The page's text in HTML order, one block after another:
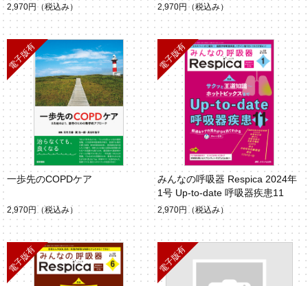
アンサー
2,970円 （税込み）
るQ&A34
2,970円 （税込み）
一歩先のCOPDケア
2,970円 （税込み）
みんなの呼吸器 Respica 2024年
1号 Up-to-date 呼吸器疾患11
2,970円 （税込み）